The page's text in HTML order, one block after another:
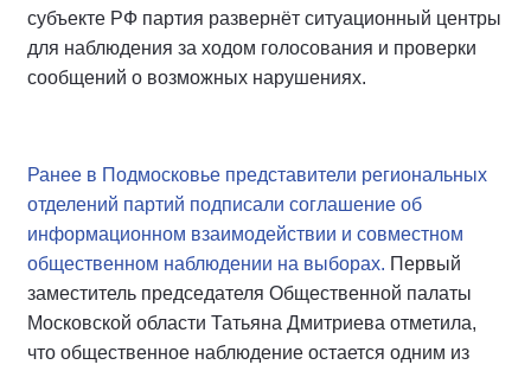
субъекте РФ партия развернёт ситуационный центры
для наблюдения за ходом голосования и проверки
сообщений о возможных нарушениях.
Ранее в Подмосковье представители региональных
отделений партий подписали соглашение об
информационном взаимодействии и совместном
общественном наблюдении на выборах. Первый
заместитель председателя Общественной палаты
Московской области Татьяна Дмитриева отметила,
что общественное наблюдение остается одним из